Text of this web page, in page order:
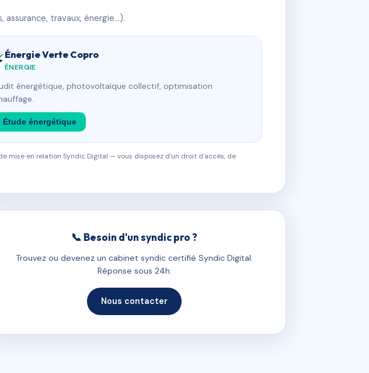
travaux, énergie…).
Énergie Verte Copro
ÉNERGIE
énergétique, photovoltaïque collectif, optimisation
Étude énergétique
mise en relation Syndic Digital — vous disposez d'un droit d'accès, de
📞 Besoin d'un syndic pro ?
Trouvez ou devenez un cabinet syndic certifié Syndic Digital.
Réponse sous 24h.
Nous contacter